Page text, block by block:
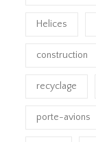
Helices
construction
recyclage
porte-avions